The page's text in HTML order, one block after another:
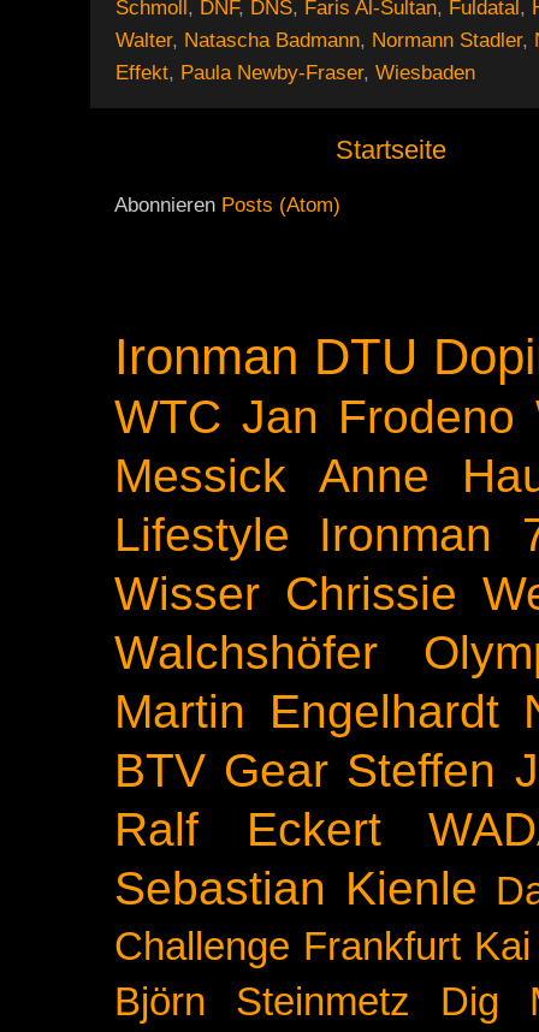
Schmoll , DNF, DNS, Faris Al-Sultan, Fuldatal ,
Walter, Natascha Badmann, Normann Stadler,
Effekt, Paula Newby-Fraser, Wiesbaden
Startseite
Abonnieren Posts (Atom)
Ironman DTU
WTC Jan Frodeno
Messick
Anne
Lifestyle
Ironman
Wisser Chrissie
Walchshöfer
Martin Engelhardt
BTV Gear Steffen
Ralf Eckert
Sebastian Kienle
Challenge Frankfurt
Björn Steinmetz
Dig